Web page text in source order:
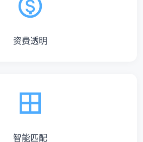
资费透明
智能匹配